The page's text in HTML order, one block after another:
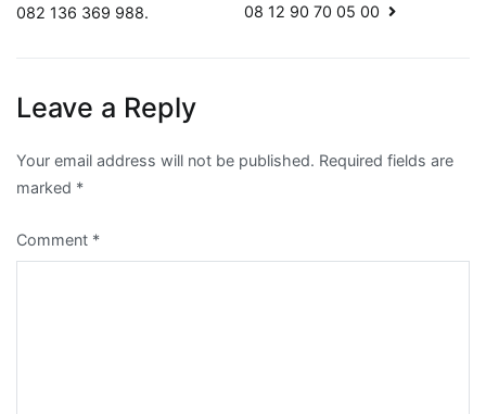
082 136 369 988.
08 12 90 70 05 00
Leave a Reply
Your email address will not be published. Required fields are
marked *
Comment *